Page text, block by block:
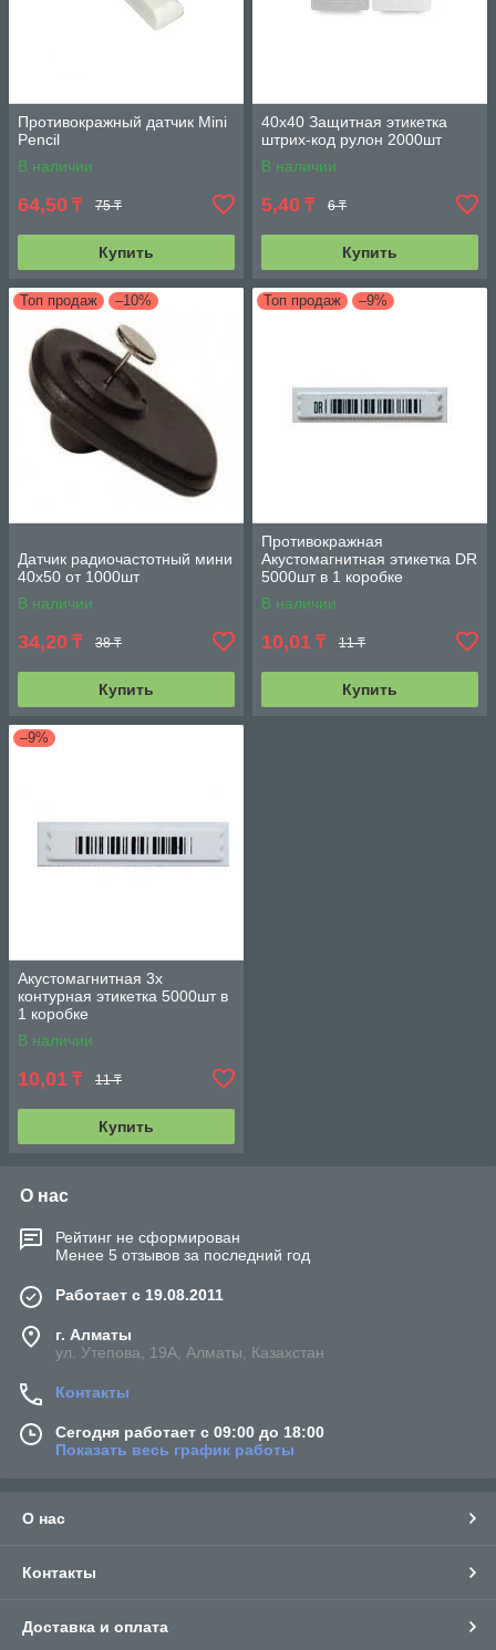
Противокражный датчик Мini
Pencil
В наличии
64,50 ₸ 75 ₸
Купить
40х40 Защитная этикетка
штрих-код рулон 2000шт
В наличии
5,40 ₸ 6 ₸
Купить
Топ продаж –10%
Датчик радиочастотный мини
40х50 от 1000шт
В наличии
34,20 ₸ 38 ₸
Купить
Топ продаж –9%
Противокражная
Акустомагнитная этикетка DR
5000шт в 1 коробке
В наличии
10,01 ₸ 11 ₸
Купить
–9%
Акустомагнитная 3х
контурная этикетка 5000шт в
1 коробке
В наличии
10,01 ₸ 11 ₸
Купить
О нас
Рейтинг не сформирован
Менее 5 отзывов за последний год
Работает с 19.08.2011
г. Алматы
ул. Утепова, 19А, Алматы, Казахстан
Контакты
Сегодня работает с 09:00 до 18:00
Показать весь график работы
О нас
Контакты
Доставка и оплата